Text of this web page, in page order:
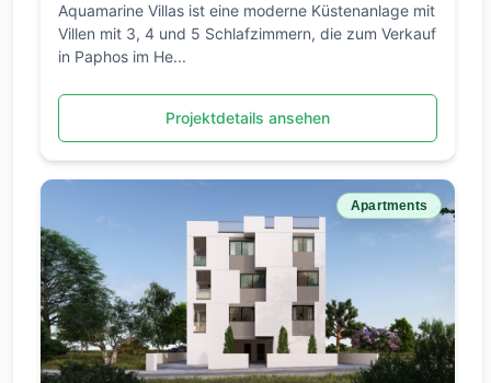
Aquamarine Villas ist eine moderne Küstenanlage mit
Villen mit 3, 4 und 5 Schlafzimmern, die zum Verkauf
in Paphos im He...
Projektdetails ansehen
Apartments